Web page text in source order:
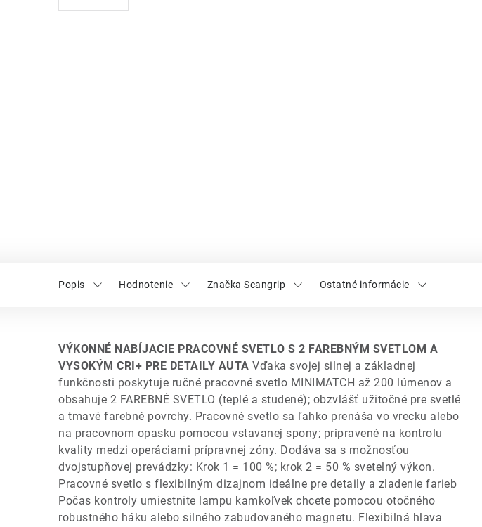
Popis Hodnotenie Značka Scangrip Ostatné informácie
VÝKONNÉ NABÍJACIE PRACOVNÉ SVETLO S 2 FAREBNÝM SVETLOM A
VYSOKÝM CRI+ PRE DETAILY AUTA Vďaka svojej silnej a základnej
funkčnosti poskytuje ručné pracovné svetlo MINIMATCH až 200 lúmenov a
obsahuje 2 FAREBNÉ SVETLO (teplé a studené); obzvlášť užitočné pre svetlé
a tmavé farebné povrchy. Pracovné svetlo sa ľahko prenáša vo vrecku alebo
na pracovnom opasku pomocou vstavanej spony; pripravené na kontrolu
kvality medzi operáciami prípravnej zóny. Dodáva sa s možnosťou
dvojstupňovej prevádzky: Krok 1 = 100 %; krok 2 = 50 % svetelný výkon.
Pracovné svetlo s flexibilným dizajnom ideálne pre detaily a zladenie farieb
Počas kontroly umiestnite lampu kamkoľvek chcete pomocou otočného
robustného háku alebo silného zabudovaného magnetu. Flexibilná hlava